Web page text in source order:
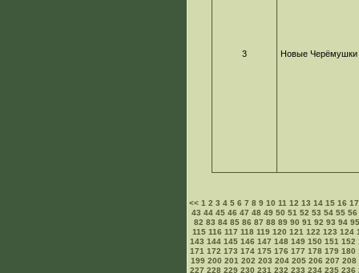
3 Новые Черёмушки
<<1 2 3 4 5 6 7 8 9 10 11 12 13 14 15 16 17
43 44 45 46 47 48 49 50 51 52 53 54 55 56
82 83 84 85 86 87 88 89 90 91 92 93 94 95
115 116 117 118 119 120 121 122 123 124
143 144 145 146 147 148 149 150 151 152
171 172 173 174 175 176 177 178 179 180
199 200 201 202 203 204 205 206 207 208
227 228 229 230 231 232 233 234 235 236